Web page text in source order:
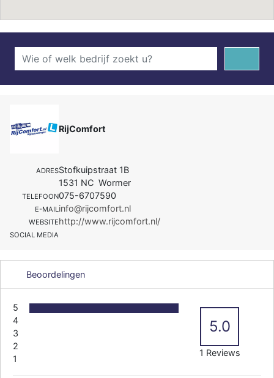
RijComfort
ADRESStofkuipstraat 1B
1531 NC Wormer
TELEFOON075-6707590
E-MAILinfo@rijcomfort.nl
WEBSITEhttp://www.rijcomfort.nl/
SOCIAL MEDIA
Beoordelingen
5
4
3
2
1
5.0
1 Reviews